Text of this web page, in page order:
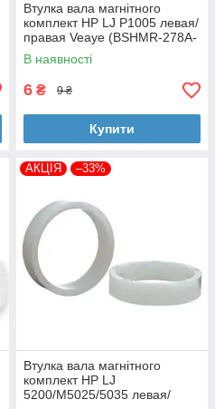
Втулка вала магнітного
комплект HP LJ P1005 левая/
правая Veaye (BSHMR-278A-
VE)
В наявності
6 ₴ 9 ₴
Купити
АКЦІЯ –33%
Втулка вала магнітного
комплект HP LJ
5200/M5025/5035 левая/